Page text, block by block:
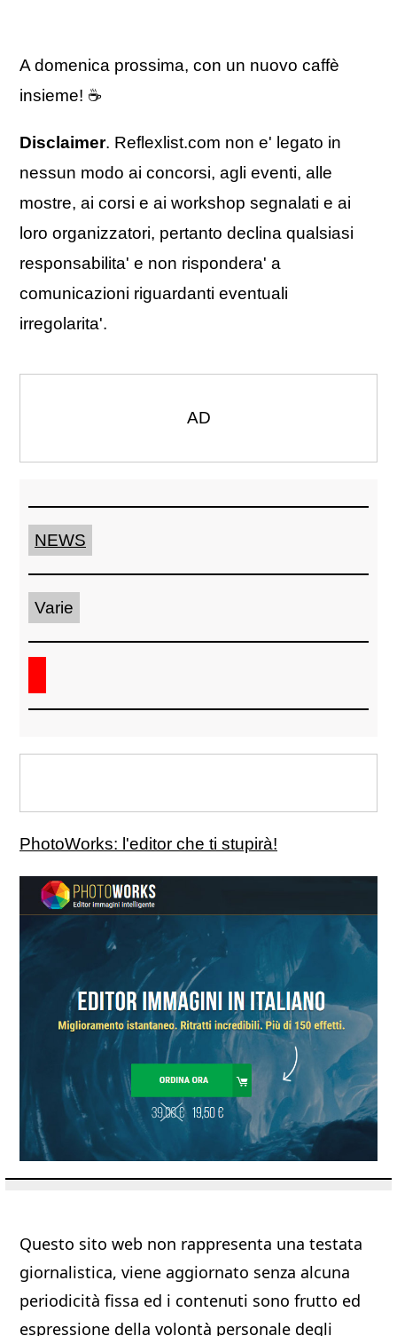
A domenica prossima, con un nuovo caffè
insieme! ☕
Disclaimer. Reflexlist.com non e' legato in
nessun modo ai concorsi, agli eventi, alle
mostre, ai corsi e ai workshop segnalati e ai
loro organizzatori, pertanto declina qualsiasi
responsabilita' e non rispondera' a
comunicazioni riguardanti eventuali
irregolarita'.
AD
NEWS
Varie
PhotoWorks: l'editor che ti stupirà!
Questo sito web non rappresenta una testata
giornalistica, viene aggiornato senza alcuna
periodicità fissa ed i contenuti sono frutto ed
espressione della volontà personale degli